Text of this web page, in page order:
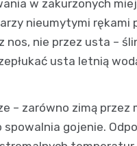
w zakurzonych
nieumytymi rękami
nos, nie przez usta –
usta letnią
– zarówno zimą przez
spowalnia gojenie.